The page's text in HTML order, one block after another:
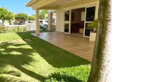
星の平均評価